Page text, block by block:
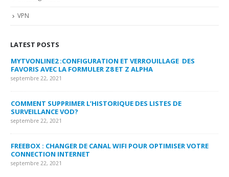
VPN
LATEST POSTS
MYTVONLINE2 :CONFIGURATION ET VERROUILLAGE DES
FAVORIS AVEC LA FORMULER Z8 ET Z ALPHA
septembre 22, 2021
COMMENT SUPPRIMER L’HISTORIQUE DES LISTES DE
SURVEILLANCE VOD?
septembre 22, 2021
FREEBOX : CHANGER DE CANAL WIFI POUR OPTIMISER VOTRE
CONNECTION INTERNET
septembre 22, 2021